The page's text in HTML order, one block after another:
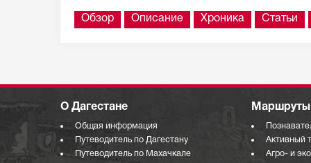
Обзор Описание Хроника Статьи
О Дагестане
Общая информация
Путеводитель по Дагестану
Путеводитель по Махачкале
Маршруты
Активный
Агро- и